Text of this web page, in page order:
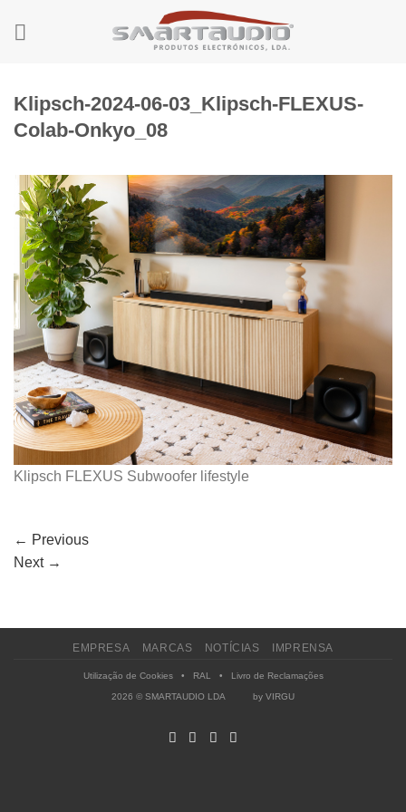
Klipsch-2024-06-03_Klipsch-FLEXUS-
Colab-Onkyo_08
Klipsch FLEXUS Subwoofer lifestyle
← Previous
Next →
EMPRESA MARCAS NOTÍCIAS IMPRENSA
Utilização de Cookies• RAL • Livro de Reclamações
2026 © SMARTAUDIO LDA by VIRGU